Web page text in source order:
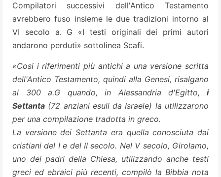
Compilatori successivi dell'Antico Testamento
avrebbero fuso insieme le due tradizioni intorno al
VI secolo a. G «I testi originali dei primi autori
andarono perduti» sottolinea Scafi.
«Cosi i riferimenti più antichi a una versione scritta
dell'Antico Testamento, quindi alla Genesi, risalgano
al 300 a.G quando, in Alessandria d'Egitto, i
Settanta (72 anziani esuli da Israele) la utilizzarono
per una compilazione tradotta in greco.
La versione dei Settanta era quella conosciuta dai
cristiani del I e del II secolo. Nel V secolo, Girolamo,
uno dei padri della Chiesa, utilizzando anche testi
greci ed ebraici più recenti, compilò la Bibbia nota